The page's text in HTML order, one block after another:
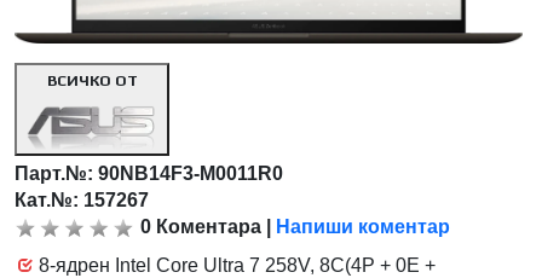
ВСИЧКО ОТ
Парт.№:90NB14F3-M0011R0
Кат.№: 157267
0 Коментара
Напиши коментар
8-ядрен Intel Core Ultra 7 258V, 8C(4P + 0E +